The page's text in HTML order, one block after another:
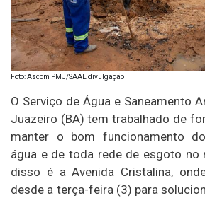
Foto: Ascom PMJ/SAAE divulgação
O Serviço de Água e Saneamento
Juazeiro (BA) tem trabalhado de
manter o bom funcionamento
água e de toda rede de esgoto no
disso é a Avenida Cristalina,
desde a terça-feira (3) para